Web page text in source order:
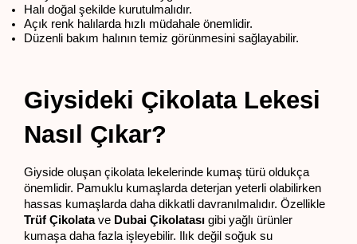
Halı doğal şekilde kurutulmalıdır.
Açık renk halılarda hızlı müdahale önemlidir.
Düzenli bakım halının temiz görünmesini sağlayabilir.
Giysideki Çikolata Lekesi
Nasıl Çıkar?
Giyside oluşan çikolata lekelerinde kumaş türü oldukça
önemlidir. Pamuklu kumaşlarda deterjan yeterli olabilirken
Trüf Çikolata ve Dubai Çikolatası gibi yağlı ürünler
kumaşa daha fazla işleyebilir. Ilık değil soğuk su